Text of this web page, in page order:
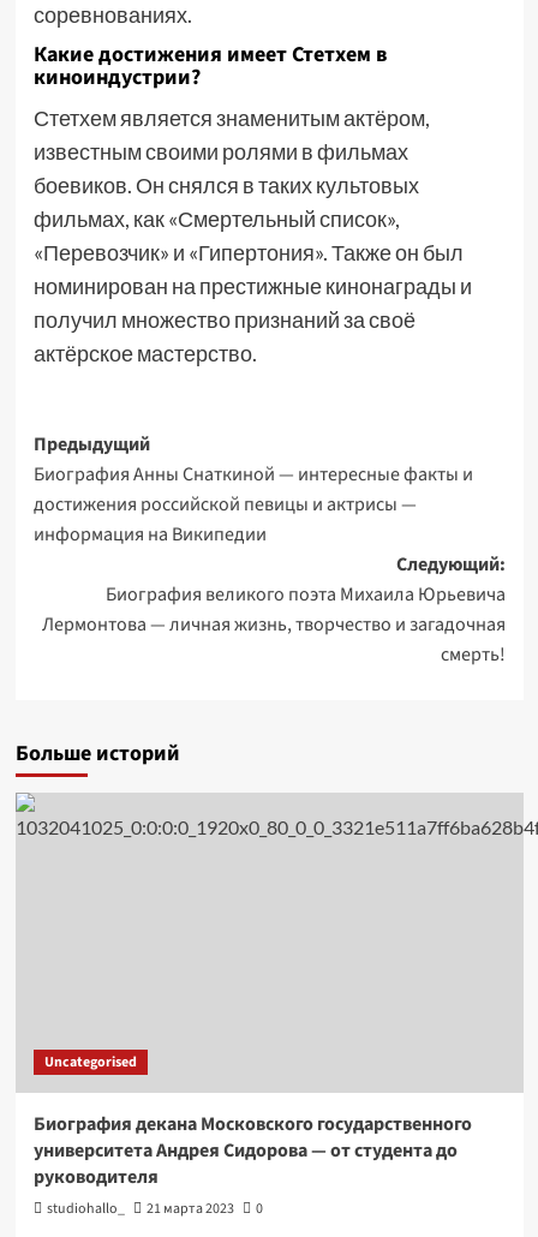
соревнованиях.
Какие достижения имеет Стетхем в
киноиндустрии?
Стетхем является знаменитым актёром,
известным своими ролями в фильмах
боевиков. Он снялся в таких культовых
фильмах, как «Смертельный список»,
«Перевозчик» и «Гипертония». Также он был
номинирован на престижные кинонаграды и
получил множество признаний за своё
актёрское мастерство.
Навигация
записи
Предыдущий
Биография Анны Снаткиной — интересные факты и
достижения российской певицы и актрисы —
информация на Википедии
Следующий:
Биография великого поэта Михаила Юрьевича
Лермонтова — личная жизнь, творчество и загадочная
смерть!
Больше историй
Uncategorised
Биография декана Московского государственного
университета Андрея Сидорова — от студента до
руководителя
studiohallo_ 21 марта 2023 0